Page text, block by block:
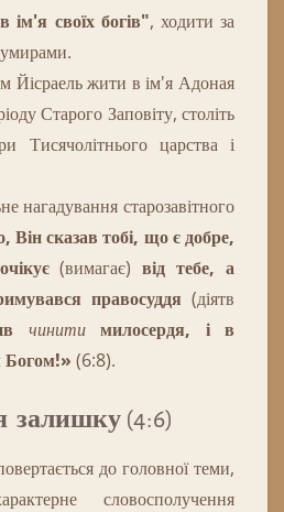
ім'я своїх богів", ходити за
.
Йісраель жити в ім'я Адоная
Старого Заповіту, століть
Тисячолітнього царства і
нагадування старозавітного
сказав тобі, що є добре,
(вимагає) від тебе, а
правосуддя (діятв
чинитимилосердя, і в
Богом!» (6:8).
залишку (4:6)
до головної теми,
словосполучення